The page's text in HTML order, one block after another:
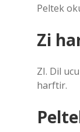
Zi
ZI. Dil
harftir.